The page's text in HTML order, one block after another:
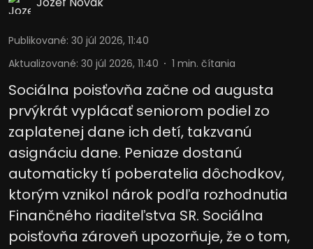
Publikované: 30 júl 2026, 11:40
Aktualizované: 30 júl 2026, 11:40 1 min. čítania
Sociálna poisťovňa začne od augusta
prvýkrát vyplácať seniorom podiel zo
zaplatenej dane ich detí, takzvanú
asignáciu dane. Peniaze dostanú
automaticky tí poberatelia dôchodkov,
ktorým vznikol nárok podľa rozhodnutia
Finančného riaditeľstva SR. Sociálna
poisťovňa zároveň upozorňuje, že o tom,